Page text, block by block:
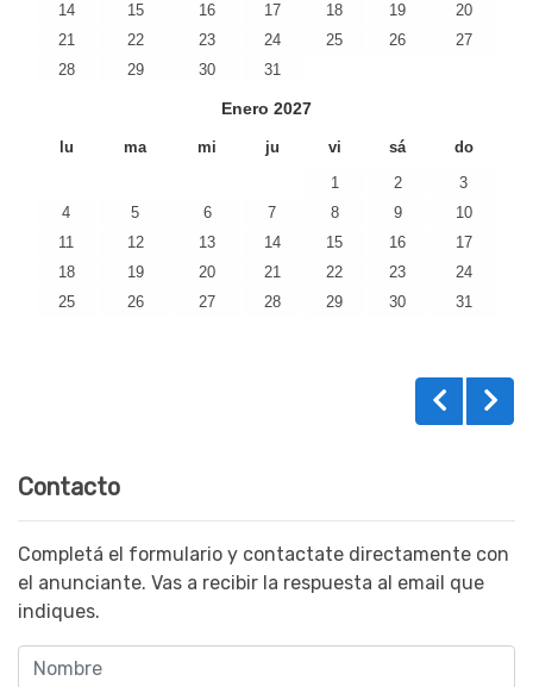
14
15 16 17 18 19
20
21
22 23 24 25 26
27
28
29 30 31
Enero 2027
lu ma mi ju vi sá do
1 2
3
4
5 6 7 8 9
10
11
12 13 14 15 16
17
18
19 20 21 22 23
24
25
26 27 28 29 30 31
Contacto
Completá el formulario y contactate directamente con
el anunciante. Vas a recibir la respuesta al email que
indiques.